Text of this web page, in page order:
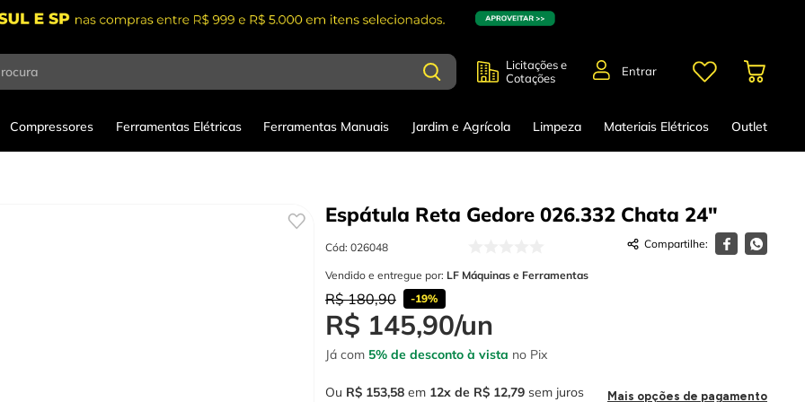
Licitações e
Cotações
Entrar
Compressores Ferramentas Elétricas Ferramentas Manuais Jardim e Agrícola Limpeza Materiais Elétricos Outlet
Espátula Reta Gedore 026.332 Chata 24"
Cód: 026048
Vendido e entregue por: LF Máquinas e Ferramentas
R$ 180,90 -19%
R$ 145,90/un
Já com 5% de desconto à vista no Pix
Ou R$ 153,58 em 12 R$ 12,79 sem juros Mais opções de pagamento